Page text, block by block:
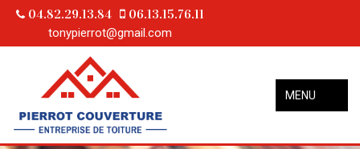
04.82.29.13.84 06.13.15.76.11
tonypierrot@gmail.com
MENU